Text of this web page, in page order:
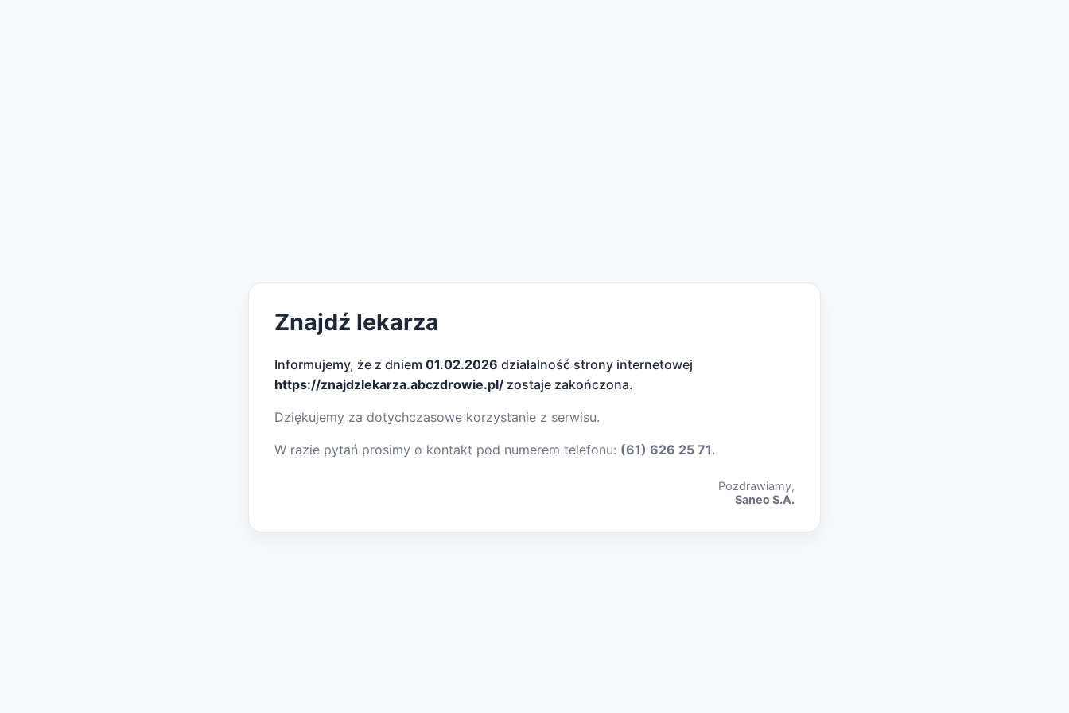
Znajdź lekarza
Informujemy, że z dniem 01.02.2026 działalność strony internetowej
https://znajdzlekarza.abczdrowie.pl/ zostaje zakończona.
Dziękujemy za dotychczasowe korzystanie z serwisu.
W razie pytań prosimy o kontakt pod numerem telefonu: (61) 626 25 71.
Pozdrawiamy,
Saneo S.A.